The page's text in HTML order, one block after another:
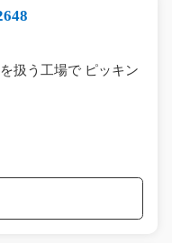
扱う工場で ピッキン